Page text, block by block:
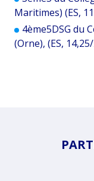
Maritimes) (ES,
4ème5DSG du
(Orne), (ES,